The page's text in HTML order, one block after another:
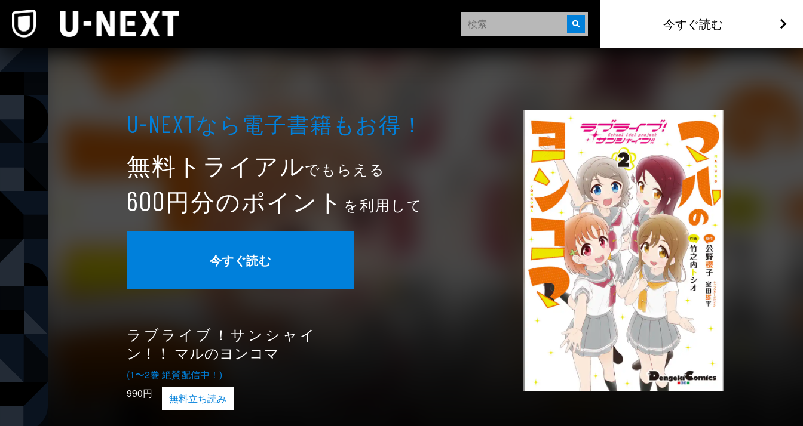
今すぐ読む
U-NEXTなら電⼦書籍もお得！
無料トライアルでもらえる
600円分のポイント を利用して
今すぐ読む
ラブライブ！サンシャイ
ン！！ マルのヨンコマ
(1〜2巻 絶賛配信中！)
990円
無料立ち読み